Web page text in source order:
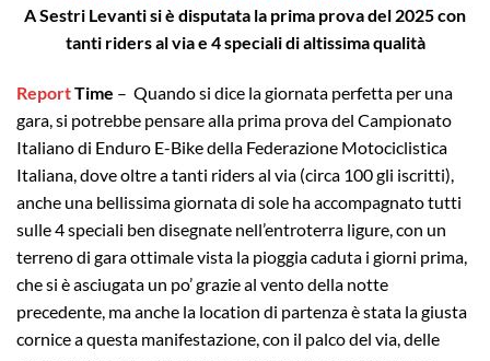
A Sestri Levanti si è disputata la prima prova del 2025 con
tanti riders al via e 4 speciali di altissima qualità
ReportTime – Quando si dice la giornata perfetta per una
gara, si potrebbe pensare alla prima prova del Campionato
Italiano di Enduro E-Bike della Federazione Motociclistica
Italiana, dove oltre a tanti riders al via (circa 100 gli iscritti),
anche una bellissima giornata di sole ha accompagnato tutti
sulle 4 speciali ben disegnate nell’entroterra ligure, con un
terreno di gara ottimale vista la pioggia caduta i giorni prima,
che si è asciugata un po’ grazie al vento della notte
precedente, ma anche la location di partenza è stata la giusta
cornice a questa manifestazione, con il palco del via, delle